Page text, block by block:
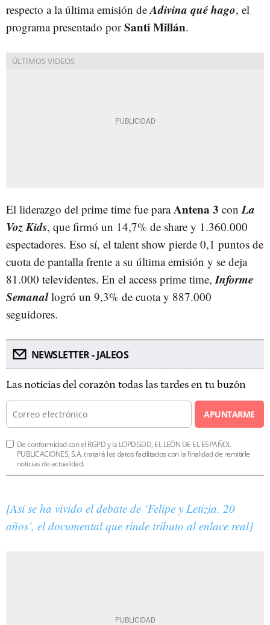
respecto a la última emisión de Adivina qué hago, el
programa presentado porSanti Millán.
El liderazgo del prime time fue paraAntena 3 con La
Voz Kids, que firmó un 14,7% de share y 1.360.000
espectadores. Eso sí, el talent show pierde 0,1 puntos de
cuota de pantalla frente a su última emisión y se deja
81.000 televidentes. En el access prime time, Informe
Semanallogró un 9,3% de cuota y 887.000
seguidores.
NEWSLETTER - JALEOS
Las noticias del corazón todas las tardes en tu buzón
APUNTARME
De conformidad con el RGPD y la LOPDGDD, EL LEÓN DE EL ESPAÑOL
PUBLICACIONES, S.A. tratará los datos facilitados con la finalidad de remitirle
noticias de actualidad.
[Así se ha vivido el debate de ‘Felipe y Letizia, 20
años’, el documental que rinde tributo al enlace real]